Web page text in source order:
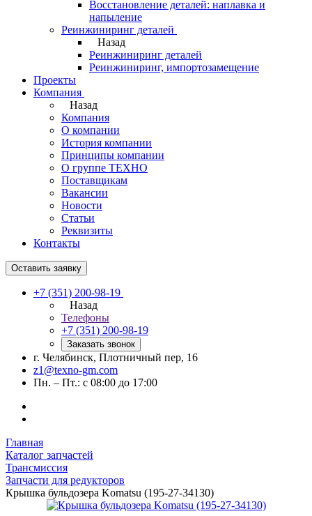
Восстановление деталей: наплавка и
напыление
Реинжиниринг деталей
Назад
Реинжиниринг деталей
Реинжиниринг, импортозамещение
Проекты
Компания
Назад
Компания
О компании
История компании
Принципы компании
О группе ТЕХНО
Поставщикам
Вакансии
Новости
Статьи
Реквизиты
Контакты
Оставить заявку
+7 (351) 200-98-19
Назад
Телефоны
+7 (351) 200-98-19
Заказать звонок
г. Челябинск, Плотничный пер, 16
z1@texno-gm.com
Пн. – Пт.: с 08:00 до 17:00
Главная
Каталог запчастей
Трансмиссия
Запчасти для редукторов
Крышка бульдозера Komatsu (195-27-34130)